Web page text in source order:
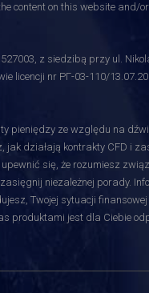
content on this website and/
z siedzibą przy ul.
licencji nr РГ-03-110/
pieniędzy ze względu na
jak działają kontrakty CFD i
się, że rozumiesz
niezależnej porady.
Twojej sytuacji
produktami jest dla Ciebie